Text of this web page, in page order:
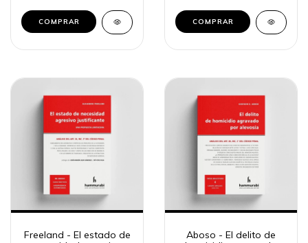
COMPRAR COMPRAR
Freeland - El estado de
Aboso - El delito de